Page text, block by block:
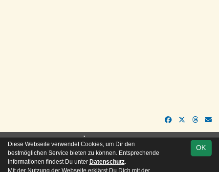
soccero.de
Besucherstatistik Kontakt Impressum
OK
Diese Webseite verwendet Cookies, um Dir den
bestmöglichen Service bieten zu können. Entsprechende
Informationen findest Du unter Datenschutz.
Mit der Nutzung der Webseite erklärst Du Dich mit der